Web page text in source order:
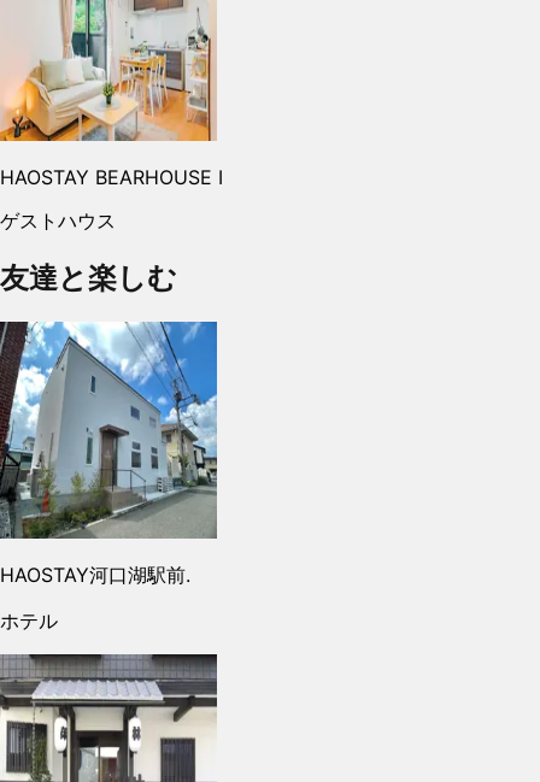
HAOSTAY BEARHOUSE I
ゲストハウス
友達と楽しむ
HAOSTAY河口湖駅前.
ホテル